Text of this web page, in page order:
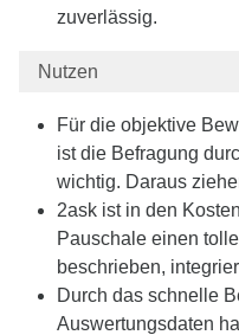
zuverlässig.
Nutzen
Für die objektive
ist die Befragung
wichtig. Daraus
2ask ist in den
Pauschale einen
beschrieben,
Durch das schnelle
Auswertungsdaten